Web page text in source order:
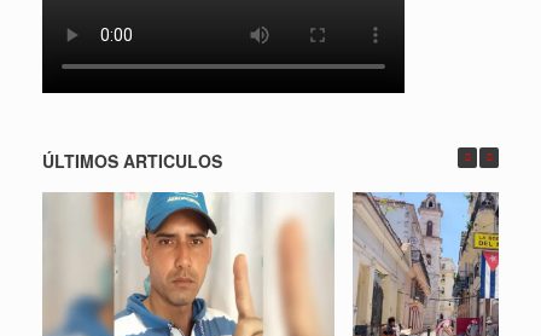
ÚLTIMOS ARTICULOS